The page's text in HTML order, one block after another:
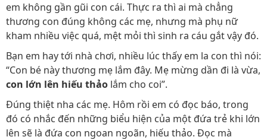
em không gần gũi con cái. Thực ra thì ai mà chẳng
thương con đúng không các mẹ, nhưng mà phụ nữ
kham nhiều việc quá, mệt mỏi thì sinh ra cáu gắt vậy đó.
Bạn em hay tới nhà chơi, nhiều lúc thấy em la con thì nói:
“Con bé này thương mẹ lắm đây. Mẹ mừng dần đi là vừa,
con lớn lên hiếu thảo lắm cho coi”.
Đúng thiệt nha các mẹ. Hôm rồi em có đọc báo, trong
đó có nhắc đến những biểu hiện của một đứa trẻ khi lớn
lên sẽ là đứa con ngoan ngoãn, hiếu thảo. Đọc mà